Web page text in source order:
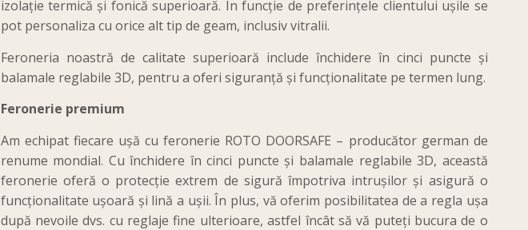
izolație termică și fonică superioară. În funcție de preferințele clientului ușile se
pot personaliza cu orice alt tip de geam, inclusiv vitralii.
Feroneria noastră de calitate superioară include închidere în cinci puncte și
balamale reglabile 3D, pentru a oferi siguranță și funcționalitate pe termen lung.
Feronerie premium
Am echipat fiecare ușă cu feronerie ROTO DOORSAFE – producător german de
renume mondial. Cu închidere în cinci puncte și balamale reglabile 3D, această
feronerie oferă o protecție extrem de sigură împotriva intrușilor și asigură o
funcționalitate ușoară și lină a ușii. În plus, vă oferim posibilitatea de a regla ușa
după nevoile dvs. cu reglaje fine ulterioare, astfel încât să vă puteți bucura de o